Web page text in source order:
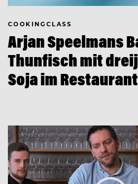
COOKINGCLASS
Arjan Speelmans
Thunfisch mit
Soja im